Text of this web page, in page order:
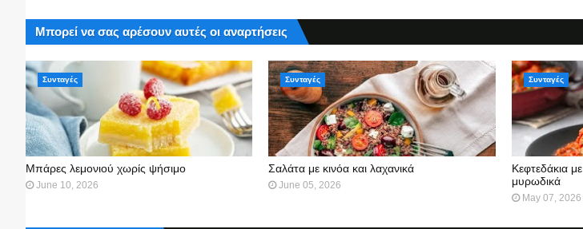
Μπορεί να σας αρέσουν αυτές οι αναρτήσεις
Συνταγές
Μπάρες λεμονιού χωρίς ψήσιμο
June 10, 2026
Συνταγές
Σαλάτα με κινόα και λαχανικά
June 05, 2026
Συνταγές
Κεφτεδάκια
μυρωδικά
May 07, 2026